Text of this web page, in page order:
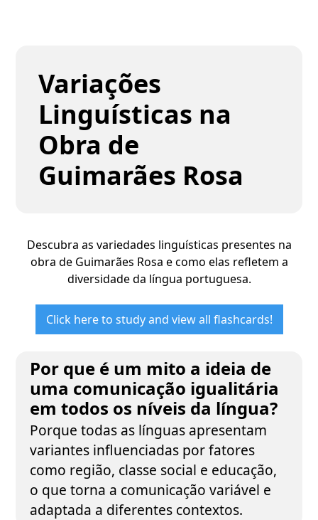
Variações
Linguísticas na
Obra de
Guimarães Rosa
Descubra as variedades linguísticas presentes na
obra de Guimarães Rosa e como elas refletem a
diversidade da língua portuguesa.
Click here to study and view all flashcards!
Por que é um mito a ideia de
uma comunicação igualitária
em todos os níveis da língua?
Porque todas as línguas apresentam
variantes influenciadas por fatores
como região, classe social e educação,
o que torna a comunicação variável e
adaptada a diferentes contextos.